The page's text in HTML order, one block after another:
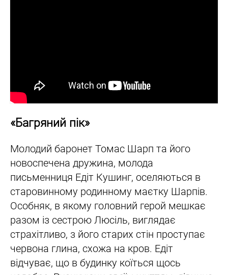
«Багряний пік»
Молодий баронет Томас Шарп та його
новоспечена дружина, молода
письменниця Едіт Кушинг, оселяються в
старовинному родинному маєтку Шарпів.
Особняк, в якому головний герой мешкає
разом із сестрою Люсіль, виглядає
страхітливо, з його старих стін проступає
червона глина, схожа на кров. Едіт
відчуває, що в будинку коїться щось